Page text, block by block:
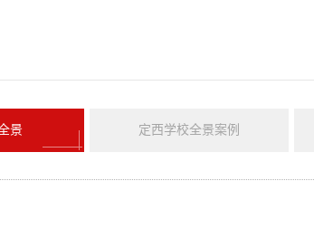
景 定西学校全景案例